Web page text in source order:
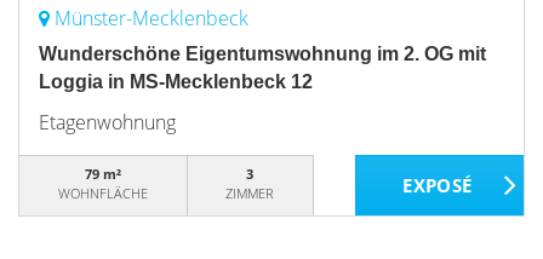
Münster-Mecklenbeck
Wunderschöne Eigentumswohnung im 2. OG mit
Loggia in MS-Mecklenbeck 12
Etagenwohnung
79 m²
WOHNFLÄCHE
3
ZIMMER